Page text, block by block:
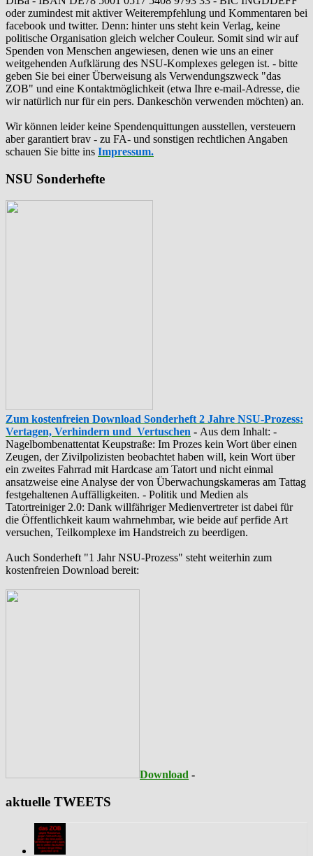
oder zumindest mit aktiver Weiterempfehlung und Kommentaren bei
facebook und twitter. Denn: hinter uns steht kein Verlag, keine
politische Organisation gleich welcher Couleur. Somit sind wir auf
Spenden von Menschen angewiesen, denen wie uns an einer
weitgehenden Aufklärung des NSU-Komplexes gelegen ist. - bitte
geben Sie bei einer Überweisung als Verwendungszweck "das
ZOB" und eine Kontaktmöglichkeit (etwa Ihre e-mail-Adresse, die
wir natürlich nur für ein pers. Dankeschön verwenden möchten) an.
Wir können leider keine Spendenquittungen ausstellen, versteuern
aber garantiert brav - zu FA- und sonstigen rechtlichen Angaben
schauen Sie bitte ins Impressum.
NSU Sonderhefte
Zum kostenfreien Download Sonderheft 2 Jahre NSU-Prozess:
Vertagen, Verhindern und Vertuschen - Aus dem Inhalt: -
‪Nagelbombenattentat‬ ‎Keupstraße‬: Im Prozes kein Wort über einen
Zeugen, der Zivilpolizisten beobachtet haben will, kein Wort über
ein zweites Fahrrad mit Hardcase am Tatort und nicht einmal
ansatzweise eine Analyse der von Überwachungskameras am Tattag
festgehaltenen Auffälligkeiten. - Politik und Medien als
‪Tatortreiniger‬ 2.0: Dank willfähriger Medienvertreter ist dabei für
die Öffentlichkeit kaum wahrnehmbar, wie beide auf perfide Art
versuchen, Teilkomplexe im Handstreich zu beerdigen.
Auch Sonderheft "1 Jahr NSU-Prozess" steht weiterhin zum
kostenfreien Download bereit:
Download -
aktuelle TWEETS